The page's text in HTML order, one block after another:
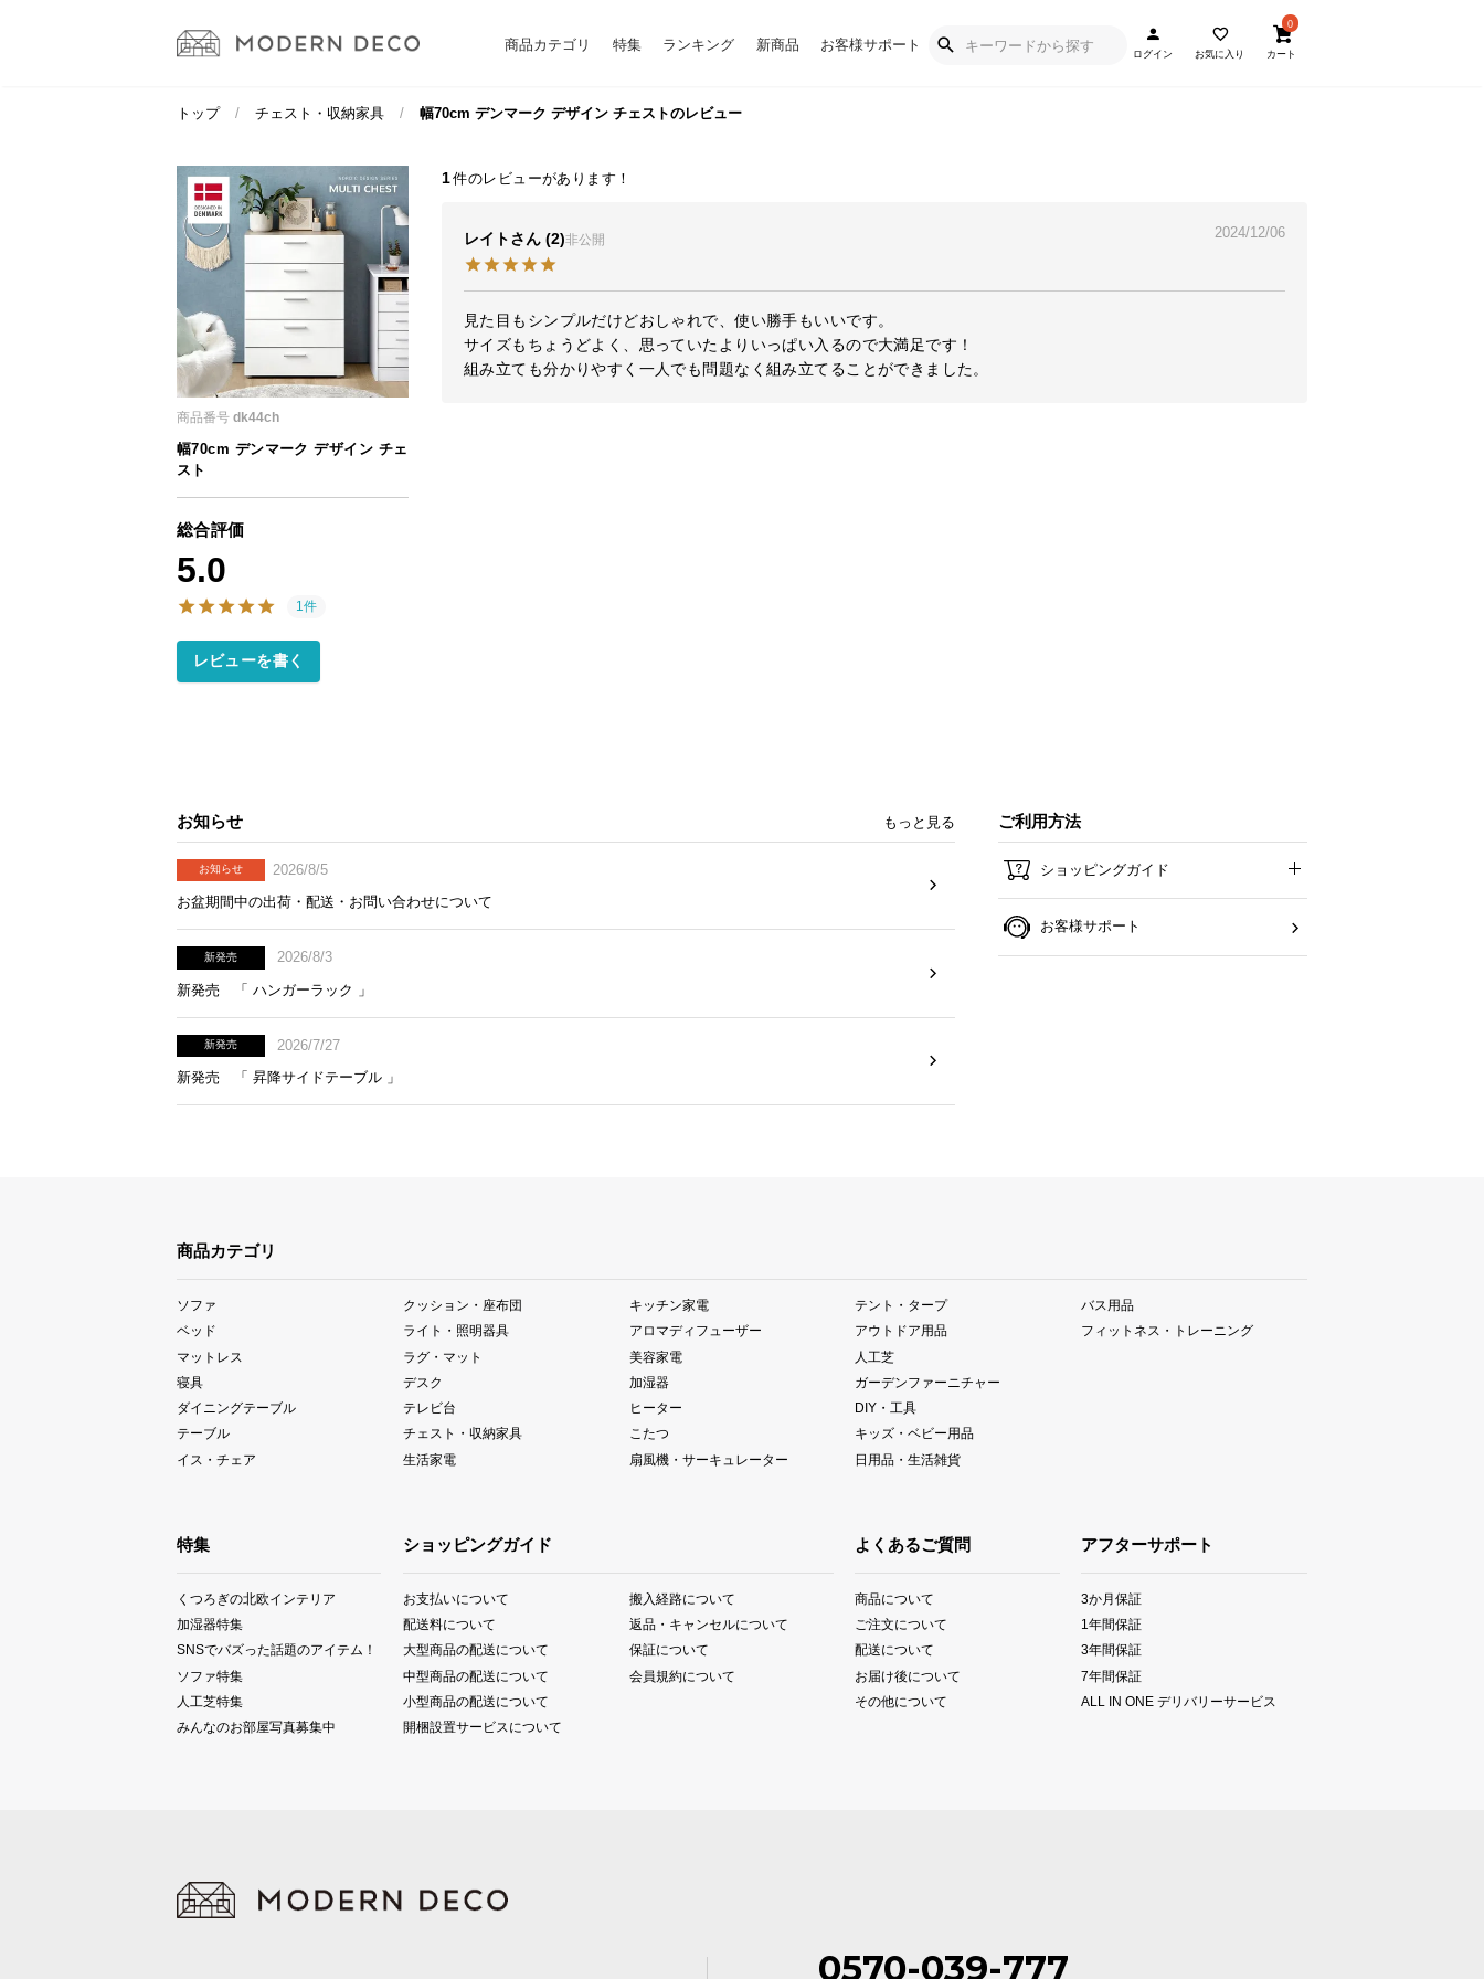
商品カテゴリ 特集 ランキング 新商品 お客様サポート
ログイン お気に入り
0
カート
トップ チェスト・収納家具 幅70cm デンマーク デザイン チェストのレビュー
幅70cm デンマーク デザイン チェ
スト
商品番号 dk44ch
総合評価
5.0
1件
レビューを書く
1
レイト 2 非公開 2024/12/06
見た目もシンプルだけどおしゃれで、使い勝手もいいです。
サイズもちょうどよく、思っていたよりいっぱい入るので大満足です！
組み立ても分かりやすく一人でも問題なく組み立てることができました。
お知らせ もっと見る
お知らせ
2026/8/5
お盆期間中の出荷・配送・お問い合わせについて
新発売
2026/8/3
新発売 「 ハンガーラック 」
新発売
2026/7/27
新発売 「 昇降サイドテーブル 」
ご利用方法
ショッピングガイド
お客様サポート
商品カテゴリ
ソファ
ベッド
マットレス
寝具
ダイニングテーブル
テーブル
イス・チェア
クッション・座布団
ライト・照明器具
ラグ・マット
デスク
テレビ台
チェスト・収納家具
生活家電
キッチン家電
アロマディフューザー
美容家電
加湿器
ヒーター
こたつ
扇風機・サーキュレーター
テント・タープ
アウトドア用品
人工芝
ガーデンファーニチャー
DIY・工具
キッズ・ベビー用品
日用品・生活雑貨
バス用品
フィットネス・トレーニング
特集
くつろぎの北欧インテリア
加湿器特集
SNSでバズった話題のアイテム！
ソファ特集
人工芝特集
みんなのお部屋写真募集中
ショッピングガイド
お支払いについて
配送料について
大型商品の配送について
中型商品の配送について
小型商品の配送について
開梱設置サービスについて
搬入経路について
返品・キャンセルについて
保証について
会員規約について
よくあるご質問
商品について
ご注文について
配送について
お届け後について
その他について
アフターサポート
3か月保証
1年間保証
3年間保証
7年間保証
ALL IN ONE デリバリーサービス
0570-039-777